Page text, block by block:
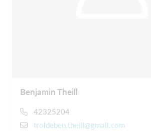
Benjamin Theill
42325204
troldeben.theill@gmail.com